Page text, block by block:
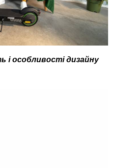
і особливості дизайну